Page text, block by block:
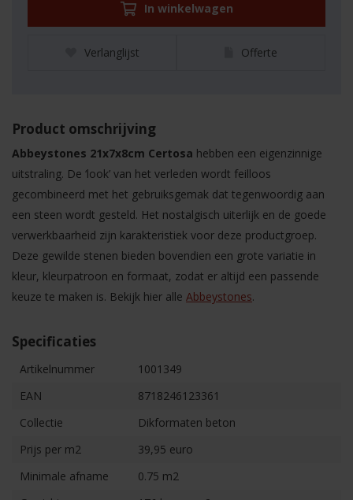
In winkelwagen
Verlanglijst Offerte
Product omschrijving
Abbeystones 21x7x8cm Certosa hebben een eigenzinnige
uitstraling. De ‘look’ van het verleden wordt feilloos
gecombineerd met het gebruiksgemak dat tegenwoordig aan
een steen wordt gesteld. Het nostalgisch uiterlijk en de goede
verwerkbaarheid zijn karakteristiek voor deze productgroep.
Deze gewilde stenen bieden bovendien een grote variatie in
kleur, kleurpatroon en formaat, zodat er altijd een passende
keuze te maken is. Bekijk hier alle Abbeystones.
Specificaties
Artikelnummer
1001349
EAN
8718246123361
Collectie
Dikformaten beton
Prijs per m2
39,95 euro
Minimale afname
0.75 m2